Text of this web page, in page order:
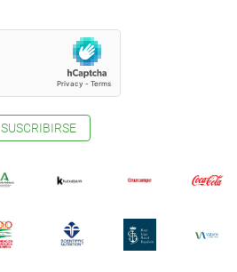
SUSCRIBIRSE